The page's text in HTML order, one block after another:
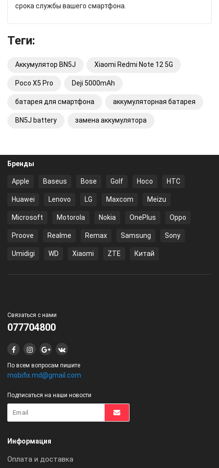
срока службы вашего смартфона.
Теги:
Аккумулятор BN5J Xiaomi Redmi Note 12 5G
Poco X5 Pro Deji 5000mAh
батарея для смартфона аккумуляторная батарея
BN5J battery замена аккумулятора
Бренды
Apple Baseus Bose Golf Hoco HTC
Huawei Lenovo LG Maxcom Meizu
Microsoft Motorola Nokia OnePlus Oppo
Proove Realme Remax Samsung Sony
Umidigi WD Xiaomi ZTE Китай
Связаться с нами
077704800
По всем вопросам пишите
mobifix.md@gmail.com
Подписаться на наши новости
Информация
Оплата и доставка